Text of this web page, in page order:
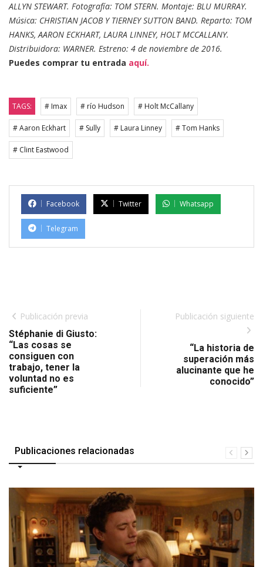
ALLYN STEWART. Fotografía: TOM STERN. Montaje: BLU MURRAY.
Música: CHRISTIAN JACOB Y TIERNEY SUTTON BAND. Reparto: TOM
HANKS, AARON ECKHART, LAURA LINNEY, HOLT MCCALLANY.
Distribuidora: WARNER. Estreno: 4 de noviembre de 2016.
Puedes comprar tu entrada aquí.
TAGS: # Imax # río Hudson # Holt McCallany
# Aaron Eckhart # Sully # Laura Linney # Tom Hanks
# Clint Eastwood
Facebook Twitter Whatsapp
Telegram
Publicación previa
Stéphanie di Giusto:
“Las cosas se
consiguen con
trabajo, tener la
voluntad no es
suficiente”
Publicación siguiente
“La historia de
superación más
alucinante que he
conocido”
Publicaciones relacionadas